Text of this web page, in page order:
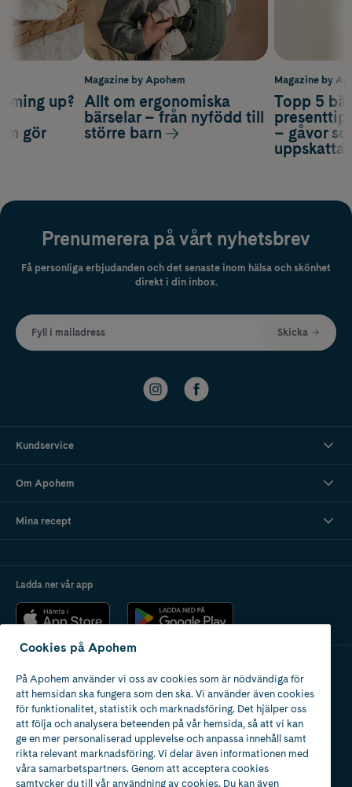
Magazine by
Topp 5
– gåvor
up?
gör
Magazine by Apohem
Allt om ergonomiska
bärselar – från nyfödd till
större barn
Prenumerera på vårt nyhetsbrev
Få personliga erbjudanden och det senaste inom hälsa och skönhet
direkt i din inbox.
Fyll i mailadress Skicka
Kundservice
Om Apohem
Mina recept
Ladda ner vår app
Apotek med tillstånd
av Läkemedelsverket
2024
Cookies på Apohem
På Apohem använder vi oss av cookies som är nödvändiga för
att hemsidan ska fungera som den ska. Vi använder även cookies
för funktionalitet, statistik och marknadsföring. Det hjälper oss
att följa och analysera beteenden på vår hemsida, så att vi kan
ge en mer personaliserad upplevelse och anpassa innehåll samt
rikta relevant marknadsföring. Vi delar även informationen med
våra samarbetspartners. Genom att acceptera cookies
samtycker du till vår användning av cookies. Du kan även